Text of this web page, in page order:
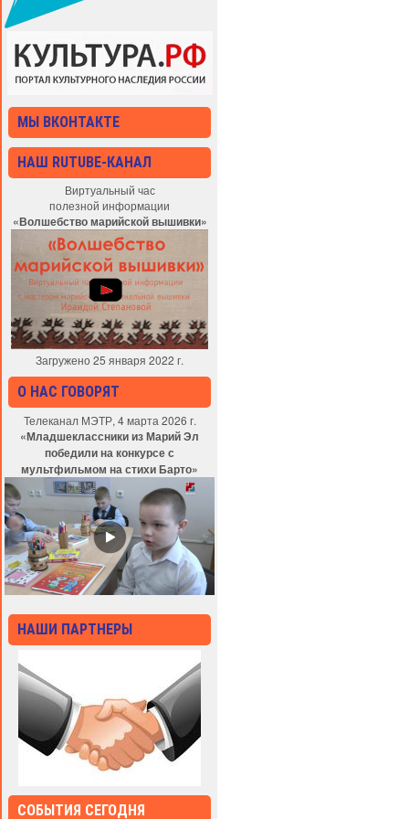
МЫ ВКОНТАКТЕ
НАШ RUTUBE-КАНАЛ
Виртуальный час
полезной информации
«Волшебство марийской вышивки»
Загружено 25 января 2022 г.
О НАС ГОВОРЯТ
Телеканал МЭТР, 4 марта 2026 г.
«Младшеклассники из Марий Эл
победили на конкурсе с
мультфильмом на стихи Барто»
НАШИ ПАРТНЕРЫ
СОБЫТИЯ СЕГОДНЯ